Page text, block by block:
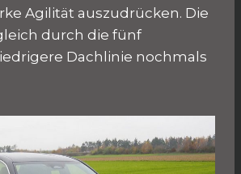
Agilität auszudrücken. Die
durch die fünf
Dachlinie nochmals